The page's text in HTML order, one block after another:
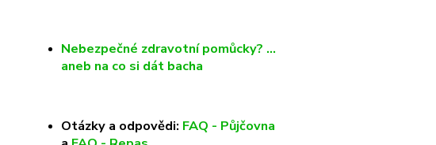
Nebezpečné zdravotní pomůcky? …
aneb na co si dát bacha
Otázky a odpovědi: FAQ - Půjčovna